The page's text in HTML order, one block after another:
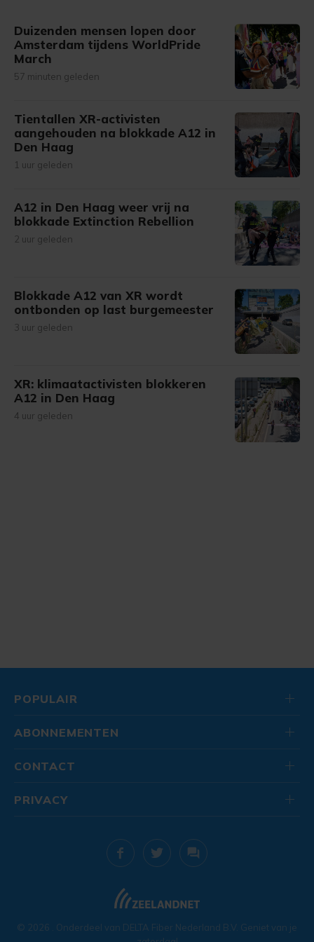
Duizenden mensen lopen door
Amsterdam tijdens WorldPride
March
57 minuten geleden
Tientallen XR-activisten
aangehouden na blokkade A12 in
Den Haag
1 uur geleden
A12 in Den Haag weer vrij na
blokkade Extinction Rebellion
2 uur geleden
Blokkade A12 van XR wordt
ontbonden op last burgemeester
3 uur geleden
XR: klimaatactivisten blokkeren
A12 in Den Haag
4 uur geleden
POPULAIR
ABONNEMENTEN
CONTACT
© 2026 . Onderdeel van DELTA Fiber Nederland B.V. Geniet van je
PRIVACY